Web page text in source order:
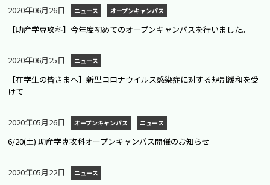
2020年06月26日 ニュース オープンキャンパス
【助産学専攻科】今年度初めてのオープンキャンパスを行いました。
2020年06月25日 ニュース
【在学生の皆さまへ】新型コロナウイルス感染症に対する規制緩和を受
けて
2020年05月26日 オープンキャンパス ニュース
6/20(土) 助産学専攻科オープンキャンパス開催のお知らせ
2020年05月22日 ニュース